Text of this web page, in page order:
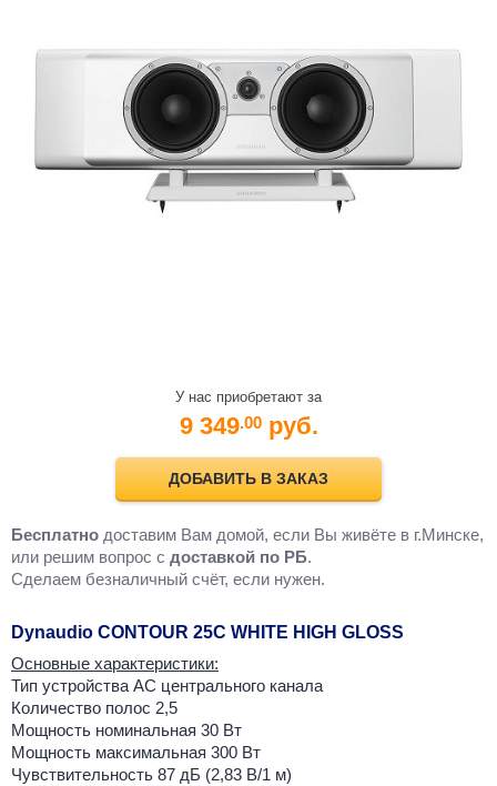
У нас приобретают за
9 349.00 руб.
ДОБАВИТЬ В ЗАКАЗ
Бесплатно доставим Вам домой, если Вы живёте в г.Минске,
или решим вопрос с доставкой по РБ.
Cделаем безналичный счёт, если нужен.
Dynaudio CONTOUR 25C WHITE HIGH GLOSS
Основные характеристики:
Тип устройства АС центрального канала
Количество полос 2,5
Мощность номинальная 30 Вт
Мощность максимальная 300 Вт
Чувствительность 87 дБ (2,83 В/1 м)